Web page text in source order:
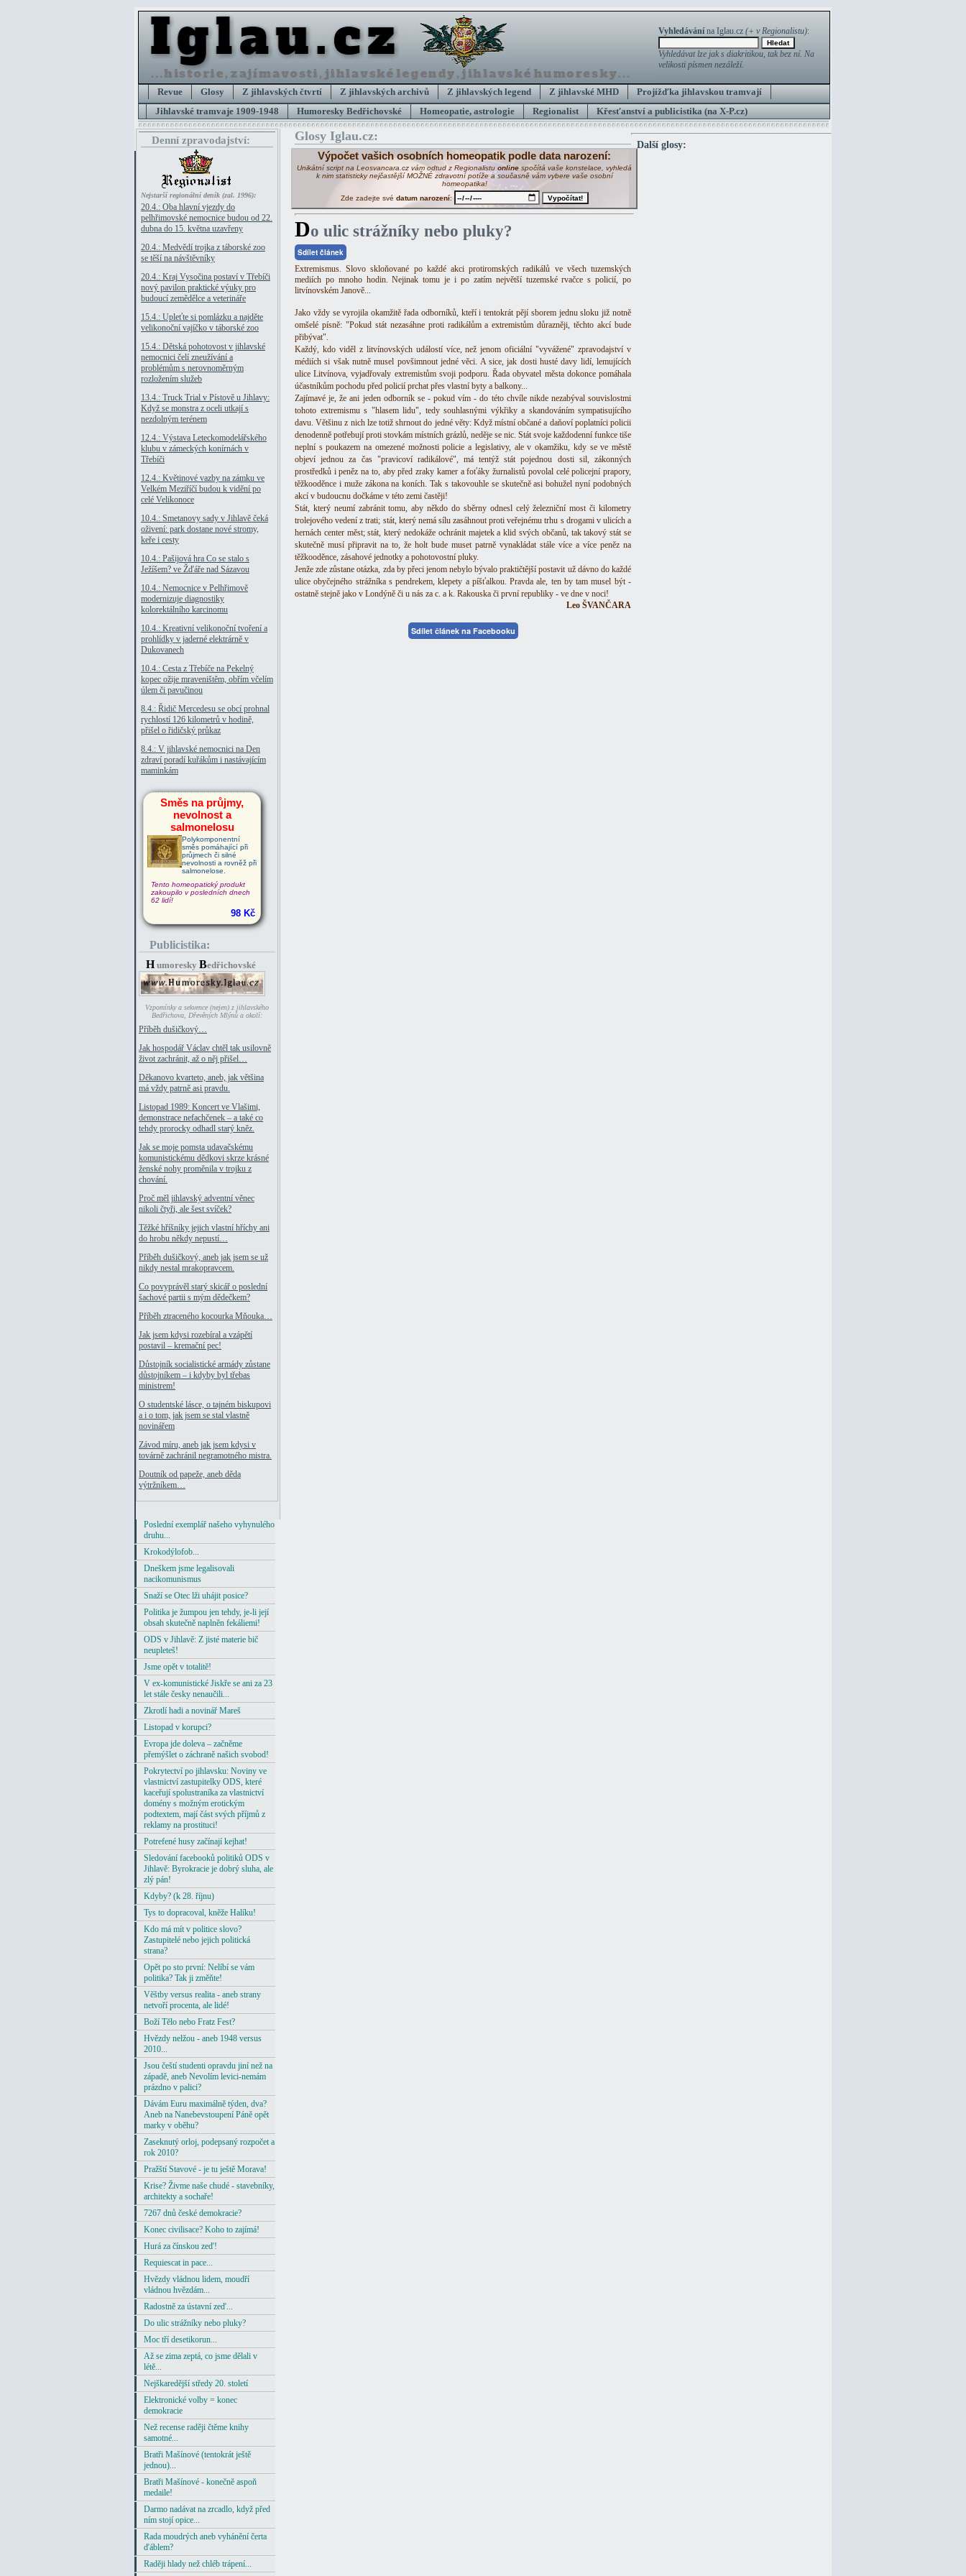
Vyhledávánína Iglau.cz (+ v Regionalistu):
Vyhledávat lze jak s diakritikou, tak bez ní. Na
velikosti písmen nezáleží.
Revue Glosy Z jihlavských čtvrtí Z jihlavských archivů Z jihlavských legend Z jihlavské MHD
Projížďka jihlavskou tramvají
Jihlavské tramvaje 1909-1948
Humoresky Bedřichovské Homeopatie, astrologie Regionalist Křesťanství a publicistika (na X-P.cz)
Denní zpravodajství:
Nejstarší regionální deník (zal. 1996):
20.4.: Oba hlavní vjezdy do
pelhřimovské nemocnice budou od 22.
dubna do 15. května uzavřeny
20.4.: Medvědí trojka z táborské zoo
se těší na návštěvníky
20.4.: Kraj Vysočina postaví v Třebíči
nový pavilon praktické výuky pro
budoucí zemědělce a veterináře
15.4.: Upleťte si pomlázku a najděte
velikonoční vajíčko v táborské zoo
15.4.: Dětská pohotovost v jihlavské
nemocnici čelí zneužívání a
problémům s nerovnoměrným
rozložením služeb
13.4.: Truck Trial v Pístově u Jihlavy:
Když se monstra z oceli utkají s
nezdolným terénem
12.4.: Výstava Leteckomodelářského
klubu v zámeckých konírnách v
Třebíči
12.4.: Květinové vazby na zámku ve
Velkém Meziříčí budou k vidění po
celé Velikonoce
10.4.: Smetanovy sady v Jihlavě čeká
oživení: park dostane nové stromy,
keře i cesty
10.4.: Pašijová hra Co se stalo s
Ježíšem? ve Žďáře nad Sázavou
10.4.: Nemocnice v Pelhřimově
modernizuje diagnostiky
kolorektálního karcinomu
10.4.: Kreativní velikonoční tvoření a
prohlídky v jaderné elektrárně v
Dukovanech
10.4.: Cesta z Třebíče na Pekelný
kopec ožije mraveništěm, obřím včelím
úlem či pavučinou
8.4.: Řidič Mercedesu se obcí prohnal
rychlostí 126 kilometrů v hodině,
přišel o řidičský průkaz
8.4.: V jihlavské nemocnici na Den
zdraví poradí kuřákům i nastávajícím
maminkám
Směs na průjmy,
nevolnost a
salmonelosu
Polykomponentní
směs pomáhající při
průjmech či silné
nevolnosti a rovněž při
salmonelose.
Tento homeopatický produkt
zakoupilo v posledních dnech
62 lidí!
98 Kč
Publicistika:
H umoresky Bedřichovské
Vzpomínky a sekvence (nejen) z jihlavského
Bedřichova, Dřevěných Mlýnů a okolí:
Příběh dušičkový…
Jak hospodář Václav chtěl tak usilovně
život zachránit, až o něj přišel…
Děkanovo kvarteto, aneb, jak většina
má vždy patrně asi pravdu.
Listopad 1989: Koncert ve Vlašimi,
demonstrace nefachčenek – a také co
tehdy prorocky odhadl starý kněz.
Jak se moje pomsta udavačskému
komunistickému dědkovi skrze krásné
ženské nohy proměnila v trojku z
chování.
Proč měl jihlavský adventní věnec
nikoli čtyři, ale šest svíček?
Těžké hříšníky jejich vlastní hříchy ani
do hrobu někdy nepustí…
Příběh dušičkový, aneb jak jsem se už
nikdy nestal mrakopravcem.
Co povyprávěl starý skicář o poslední
šachové partii s mým dědečkem?
Příběh ztraceného kocourka Mňouka…
Jak jsem kdysi rozebíral a vzápětí
postavil – kremační pec!
Důstojník socialistické armády zůstane
důstojníkem – i kdyby byl třebas
ministrem!
O studentské lásce, o tajném biskupovi
a i o tom, jak jsem se stal vlastně
novinářem
Závod míru, aneb jak jsem kdysi v
továrně zachránil negramotného mistra.
Doutník od papeže, aneb děda
výtržníkem…
Glosy Iglau.cz:
Výpočet vašich osobních homeopatik podle data narození:
Unikátní script na Leosvancara.cz vám odtud z Regionalistu online spočítá vaše konstelace, vyhledá
k nim statisticky nejčastější MOŽNÉ zdravotní potíže a současně vám vybere vaše osobní
homeopatika!
Zde zadejte své datum narození:
Do ulic strážníky nebo pluky?
Sdílet článek
Extremismus. Slovo skloňované po každé akci protiromských radikálů ve všech tuzemských
mediích po mnoho hodin. Nejinak tomu je i po zatím největší tuzemské rvačce s policií, po
litvínovském Janově...
Jako vždy se vyrojila okamžitě řada odborníků, kteří i tentokrát pějí sborem jednu sloku již notně
omšelé písně: "Pokud stát nezasáhne proti radikálům a extremistům důrazněji, těchto akcí bude
přibývat".
Každý, kdo viděl z litvínovských událostí více, než jenom oficiální "vyvážené" zpravodajství v
médiích si však nutně musel povšimnout jedné věci. A sice, jak dosti husté davy lidí, lemujících
ulice Litvínova, vyjadřovaly extremistům svoji podporu. Řada obyvatel města dokonce pomáhala
účastníkům pochodu před policií prchat přes vlastní byty a balkony...
Zajímavé je, že ani jeden odborník se - pokud vím - do této chvíle nikde nezabýval souvislostmi
tohoto extremismu s "hlasem lidu", tedy souhlasnými výkřiky a skandováním sympatisujícího
davu. Většinu z nich lze totiž shrnout do jedné věty: Když místní občané a daňoví poplatníci policii
denodenně potřebují proti stovkám místních grázlů, neděje se nic. Stát svoje každodenní funkce tiše
neplní s poukazem na omezené možnosti policie a legislativy, ale v okamžiku, kdy se ve městě
objeví jednou za čas "pravicoví radikálové", má tentýž stát pojednou dosti sil, zákonných
prostředků i peněz na to, aby před zraky kamer a foťáky žurnalistů povolal celé policejní prapory,
těžkooděnce i muže zákona na koních. Tak s takovouhle se skutečně asi bohužel nyní podobných
akcí v budoucnu dočkáme v této zemi častěji!
Stát, který neumí zabránit tomu, aby někdo do sběrny odnesl celý železniční most či kilometry
trolejového vedení z trati; stát, který nemá sílu zasáhnout proti veřejnému trhu s drogami v ulicích a
hernách center měst; stát, který nedokáže ochránit majetek a klid svých občanů, tak takový stát se
skutečně musí připravit na to, že holt bude muset patrně vynakládat stále více a více peněz na
těžkooděnce, zásahové jednotky a pohotovostní pluky.
Jenže zde zůstane otázka, zda by přeci jenom nebylo bývalo praktičtější postavit už dávno do každé
ulice obyčejného strážníka s pendrekem, klepety a píšťalkou. Pravda ale, ten by tam musel být -
ostatně stejně jako v Londýně či u nás za c. a k. Rakouska či první republiky - ve dne v noci!
Leo ŠVANČARA
Sdílet článek na Facebooku
Další glosy:
Poslední exemplář našeho vyhynulého
druhu...
Krokodýlofob...
Dneškem jsme legalisovali
nacikomunismus
Snaží se Otec lži uhájit posice?
Politika je žumpou jen tehdy, je-li její
obsah skutečně naplněn fekáliemi!
ODS v Jihlavě: Z jisté materie bič
neupleteš!
Jsme opět v totalitě!
V ex-komunistické Jiskře se ani za 23
let stále česky nenaučili...
Zkrotlí hadi a novinář Mareš
Listopad v korupci?
Evropa jde doleva – začněme
přemýšlet o záchraně našich svobod!
Pokrytectví po jihlavsku: Noviny ve
vlastnictví zastupitelky ODS, které
kaceřují spolustraníka za vlastnictví
domény s možným erotickým
podtextem, mají část svých příjmů z
reklamy na prostituci!
Potrefené husy začínají kejhat!
Sledování facebooků politiků ODS v
Jihlavě: Byrokracie je dobrý sluha, ale
zlý pán!
Kdyby? (k 28. říjnu)
Tys to dopracoval, kněže Halíku!
Kdo má mít v politice slovo?
Zastupitelé nebo jejich politická
strana?
Opět po sto první: Nelíbí se vám
politika? Tak ji změňte!
Věštby versus realita - aneb strany
netvoří procenta, ale lidé!
Boží Tělo nebo Fratz Fest?
Hvězdy nelžou - aneb 1948 versus
2010...
Jsou čeští studenti opravdu jiní než na
západě, aneb Nevolím levici-nemám
prázdno v palici?
Dávám Euru maximálně týden, dva?
Aneb na Nanebevstoupení Páně opět
marky v oběhu?
Zaseknutý orloj, podepsaný rozpočet a
rok 2010?
Pražští Stavové - je tu ještě Morava!
Krise? Živme naše chudé - stavebníky,
architekty a sochaře!
7267 dnů české demokracie?
Konec civilisace? Koho to zajímá!
Hurá za čínskou zeď!
Requiescat in pace...
Hvězdy vládnou lidem, moudří
vládnou hvězdám...
Radostně za ústavní zeď...
Do ulic strážníky nebo pluky?
Moc tří desetikorun...
Až se zima zeptá, co jsme dělali v
létě...
Nejškaredější středy 20. století
Elektronické volby = konec
demokracie
Než recense raději čtěme knihy
samotné...
Bratři Mašínové (tentokrát ještě
jednou)...
Bratři Mašínové - konečně aspoň
medaile!
Darmo nadávat na zrcadlo, když před
ním stojí opice...
Rada moudrých aneb vyhánění čerta
ďáblem?
Raději hlady než chléb trápení...